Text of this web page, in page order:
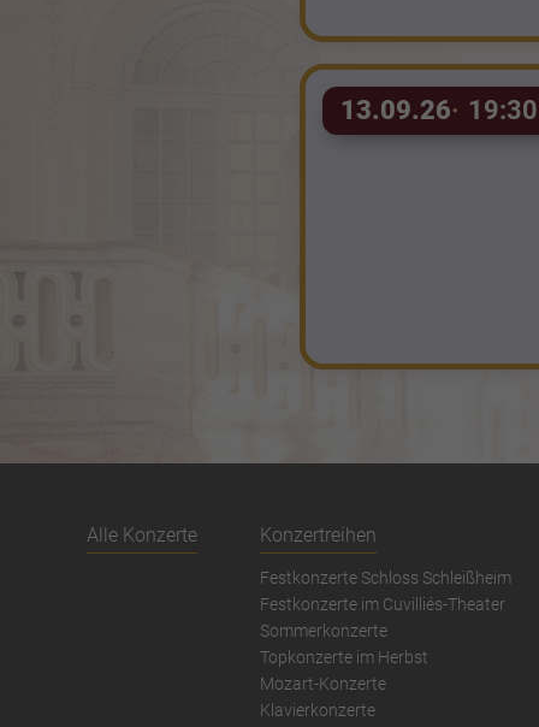
13.09.26
Alle Konzerte Konzertreihen
Festkonzerte Schloss Schleißheim
Festkonzerte im Cuvilliés-Theater
Sommerkonzerte
Topkonzerte im Herbst
Mozart-Konzerte
Klavierkonzerte